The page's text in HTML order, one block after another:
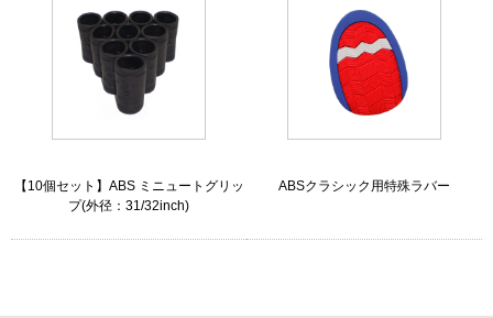
【10個セット】ABS ミニュートグリッ
プ(外径：31/32inch)
ABSクラシック用特殊ラバー